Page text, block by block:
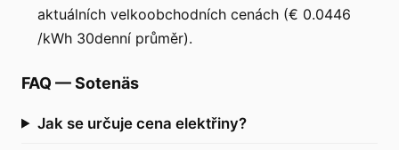
aktuálních velkoobchodních cenách (€ 0.0446
/kWh 30denní průměr).
FAQ —Sotenäs
Jak se určuje cena elektřiny?